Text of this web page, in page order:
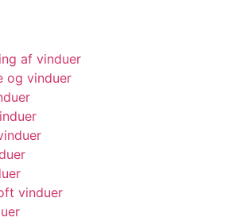
af vinduer
og vinduer
vinduer